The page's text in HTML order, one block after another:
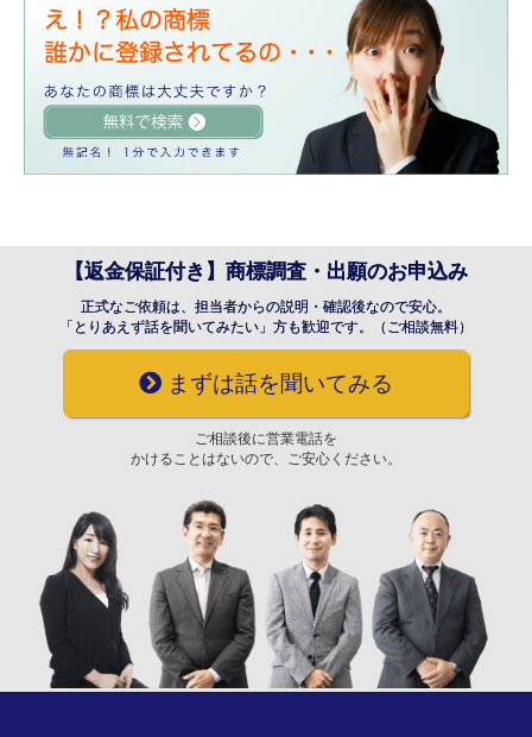
【返金保証付き】商標調査・出願のお申込み
正式なご依頼は、担当者からの説明・確認後なので安心。
「とりあえず話を聞いてみたい」方も歓迎です。（ご相談無料）
まずは話を聞いてみる
ご相談後に営業電話を
かけることはないので、ご安心ください。